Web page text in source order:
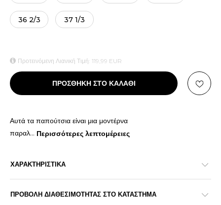
36 2/3 37 1/3
Προτεινόμενη Λιανική Τιμή: 119,99 EUR
ΠΡΟΣΘΗΚΗ ΣΤΟ ΚΑΛΑΘΙ
Αυτά τα παπούτσια είναι μια μοντέρνα
παραλ... Περισσότερες λεπτομέρειες
ΧΑΡΑΚΤΗΡΙΣΤΙΚΑ
ΠΡΟΒΟΛΗ ΔΙΑΘΕΣΙΜΟΤΗΤΑΣ ΣΤΟ ΚΑΤΑΣΤΗΜΑ